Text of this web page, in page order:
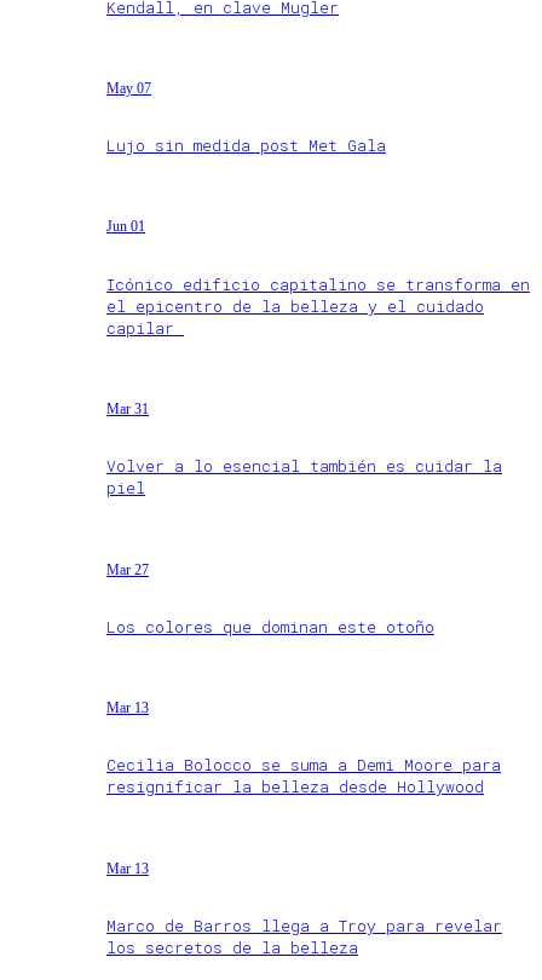
Kendall, en clave Mugler
May 07
Lujo sin medida post Met Gala
Jun 01
Icónico edificio capitalino se transforma en
el epicentro de la belleza y el cuidado
capilar
Mar 31
Volver a lo esencial también es cuidar la
piel
Mar 27
Los colores que dominan este otoño
Mar 13
Cecilia Bolocco se suma a Demi Moore para
resignificar la belleza desde Hollywood
Mar 13
Marco de Barros llega a Troy para revelar
los secretos de la belleza